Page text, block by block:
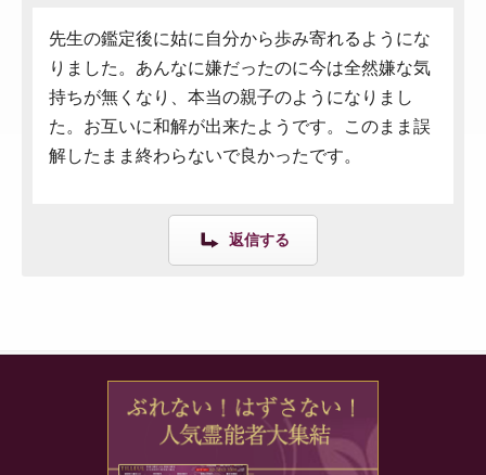
先生の鑑定後に姑に自分から歩み寄れるようにな
りました。あんなに嫌だったのに今は全然嫌な気
持ちが無くなり、本当の親子のようになりまし
た。お互いに和解が出来たようです。このまま誤
解したまま終わらないで良かったです。
返信する